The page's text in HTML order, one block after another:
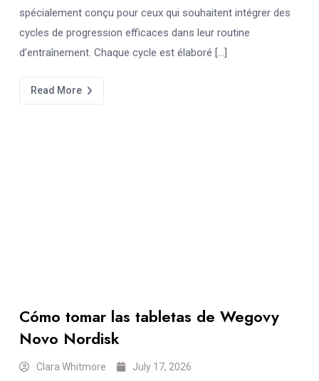
spécialement conçu pour ceux qui souhaitent intégrer des
cycles de progression efficaces dans leur routine
d’entraînement. Chaque cycle est élaboré […]
Read More
Cómo tomar las tabletas de Wegovy
Novo Nordisk
Clara Whitmore July 17, 2026